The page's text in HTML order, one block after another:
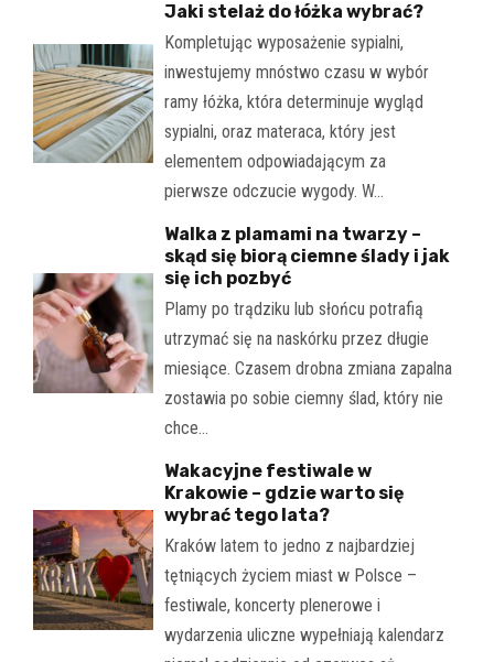
Jaki stelaż do łóżka wybrać?
Kompletując wyposażenie sypialni,
inwestujemy mnóstwo czasu w wybór
ramy łóżka, która determinuje wygląd
sypialni, oraz materaca, który jest
elementem odpowiadającym za
pierwsze odczucie wygody. W…
Walka z plamami na twarzy –
skąd się biorą ciemne ślady i jak
się ich pozbyć
Plamy po trądziku lub słońcu potrafią
utrzymać się na naskórku przez długie
miesiące. Czasem drobna zmiana zapalna
zostawia po sobie ciemny ślad, który nie
chce…
Wakacyjne festiwale w
Krakowie – gdzie warto się
wybrać tego lata?
Kraków latem to jedno z najbardziej
tętniących życiem miast w Polsce –
festiwale, koncerty plenerowe i
wydarzenia uliczne wypełniają kalendarz